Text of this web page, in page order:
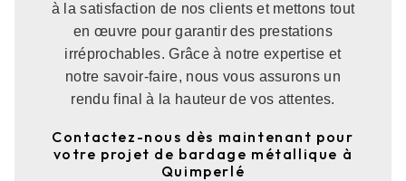
à la satisfaction de nos clients et mettons tout
en œuvre pour garantir des prestations
irréprochables. Grâce à notre expertise et
notre savoir-faire, nous vous assurons un
rendu final à la hauteur de vos attentes.
Contactez-nous dès maintenant pour
votre projet de bardage métallique à
Quimperlé